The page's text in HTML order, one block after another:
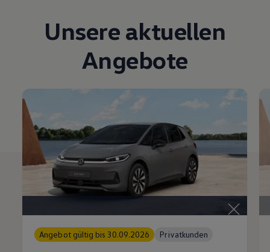
Transport
Familie
Elektromobilität
Volkswagen R
Pannen- und Unfallhilfe
Volkswagen Kundenbetreuung
Unsere aktuellen
Angebote
Angebot gültig bis 30.09.2026 Privatkunden